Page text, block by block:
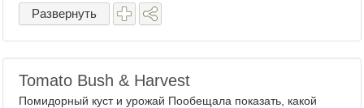
Развернуть
Tomato Bush & Harvest
Помидорный куст и урожай Пообещала показать, какой